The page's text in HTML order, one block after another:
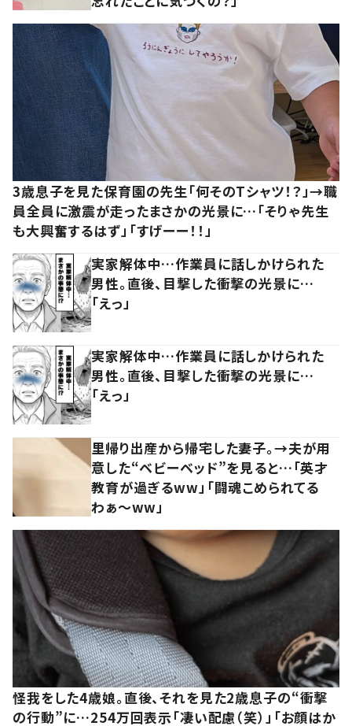
3歳息子を見た保育園の先生「何そのTシャツ！？」→職
員全員に激震が走ったまさかの光景に…「そりゃ先生
も大興奮するはず」「すげーー！！」
実家解体中…作業員に話しかけられた
男性。直後、目撃した衝撃の光景に…
「えっ」
実家解体中…作業員に話しかけられた
男性。直後、目撃した衝撃の光景に…
「えっ」
里帰り出産から帰宅した妻子。→夫が用
意した“ベビーベッド”を見ると…「英才
教育が過ぎるww」「闘魂こめられてる
わぁ～ww」
怪我をした4歳娘。直後、それを見た2歳息子の“衝撃
の行動”に…254万回表示「凄い配慮（笑）」「お顔はか